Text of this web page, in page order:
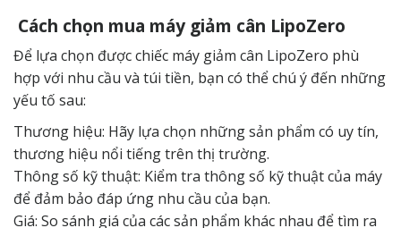
Cách chọn mua máy giảm cân LipoZero
Để lựa chọn được chiếc máy giảm cân LipoZero phù
hợp với nhu cầu và túi tiền, bạn có thể chú ý đến những
yếu tố sau:
Thương hiệu: Hãy lựa chọn những sản phẩm có uy tín,
thương hiệu nổi tiếng trên thị trường.
Thông số kỹ thuật: Kiểm tra thông số kỹ thuật của máy
để đảm bảo đáp ứng nhu cầu của bạn.
Giá: So sánh giá của các sản phẩm khác nhau để tìm ra